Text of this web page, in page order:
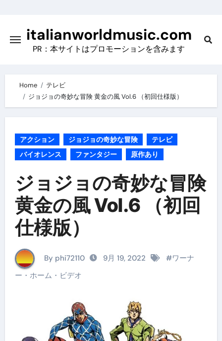
contentitalianworldmusic.com
PR：本サイトはプロモーションを含みます
Home
テレビ
ジョジョの奇妙な冒険 黄金の風 Vol.6 （初回仕様版）
アクション ジョジョの奇妙な冒険
テレビ
バイオレンス
ファンタジー 原作あり
ジョジョの奇妙な冒険
黄金の風 Vol.6 （初回
仕様版）
By phi72110 9月 19, 2022 #ワーナ
ー・ホーム・ビデオ